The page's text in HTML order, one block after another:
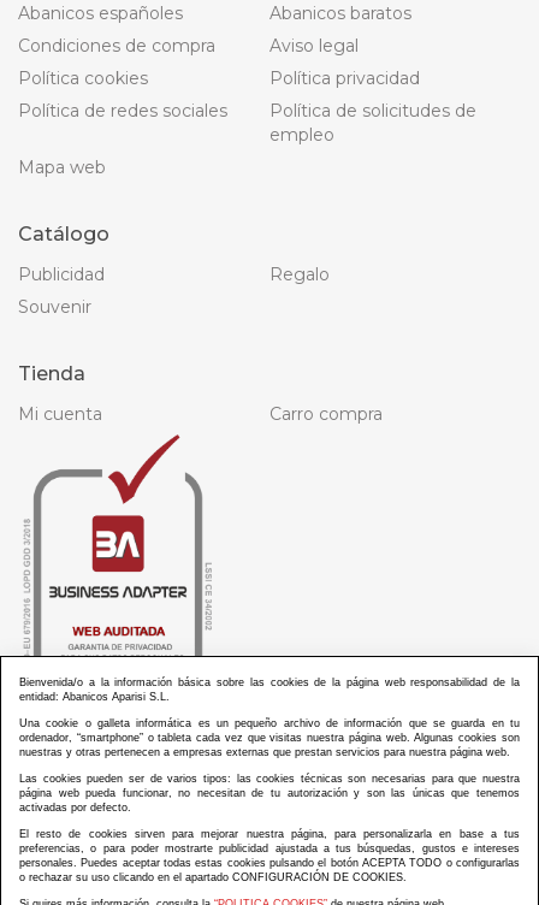
Abanicos españoles
Abanicos baratos
Condiciones de compra
Aviso legal
Política cookies
Política privacidad
Política de redes sociales
Política de solicitudes de
empleo
Mapa web
Catálogo
Publicidad
Regalo
Souvenir
Tienda
Mi cuenta Carro compra
ABANICOS APARISI S.L. ha recibido por parte de La Generalitat Valenciana, la cantidad de
100.000 € en apoyo al proyecto HISOLV/2021/3933/46 del PLAN EMPRESARIAL “PLAN RESISITIR
ABANICOS APARISI S.L. ha recibido por parte de La Generalitat Valenciana, la cantidad de 7.000
€ en apoyo al proyecto CMARTE/2021/265/46 del PLAN AYUDAS DIRECTAS ARTESANIA “CMARTE”.
Bienvenida/o a la información básica sobre las cookies de la página web responsabilidad de la
entidad: Abanicos Aparisi S.L.
Una cookie o galleta informática es un pequeño archivo de información que se guarda en tu
ordenador, “smartphone” o tableta cada vez que visitas nuestra página web. Algunas cookies son
nuestras y otras pertenecen a empresas externas que prestan servicios para nuestra página web.
Las cookies pueden ser de varios tipos: las cookies técnicas son necesarias para que nuestra
página web pueda funcionar, no necesitan de tu autorización y son las únicas que tenemos
activadas por defecto.
El resto de cookies sirven para mejorar nuestra página, para personalizarla en base a tus
preferencias, o para poder mostrarte publicidad ajustada a tus búsquedas, gustos e intereses
personales. Puedes aceptar todas estas cookies pulsando el botón ACEPTA TODO o configurarlas
o rechazar su uso clicando en el apartado CONFIGURACIÓN DE COOKIES.